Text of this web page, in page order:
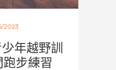
2023
年越野訓
跑步練習